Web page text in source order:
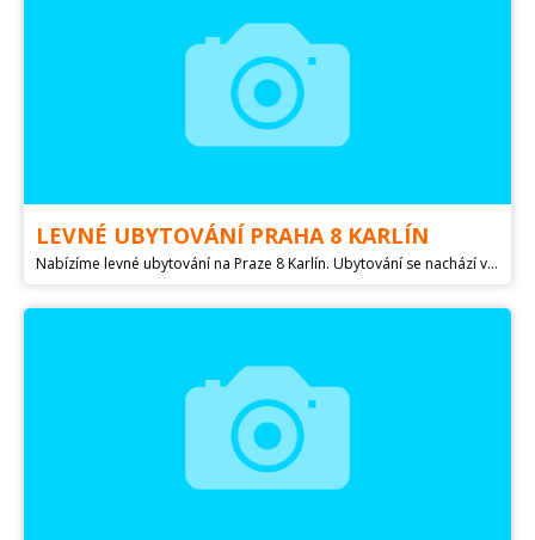
LEVNÉ UBYTOVÁNÍ PRAHA 8 KARLÍN
Nabízíme levné ubytování na Praze 8 Karlín. Ubytování se nachází v těsné blízkosti centra Prahy. Nabízíme ubytování ve dvou tří lůžkových pokojích s veškerým vybavením, možnost přistýlky. Doprava : metro Křižíkova a Invalidovna, zastávka tramvaje, ubytování je vhodné pro firmy i jednotlivce, dlouhodobé i krátkodobé ubytování.